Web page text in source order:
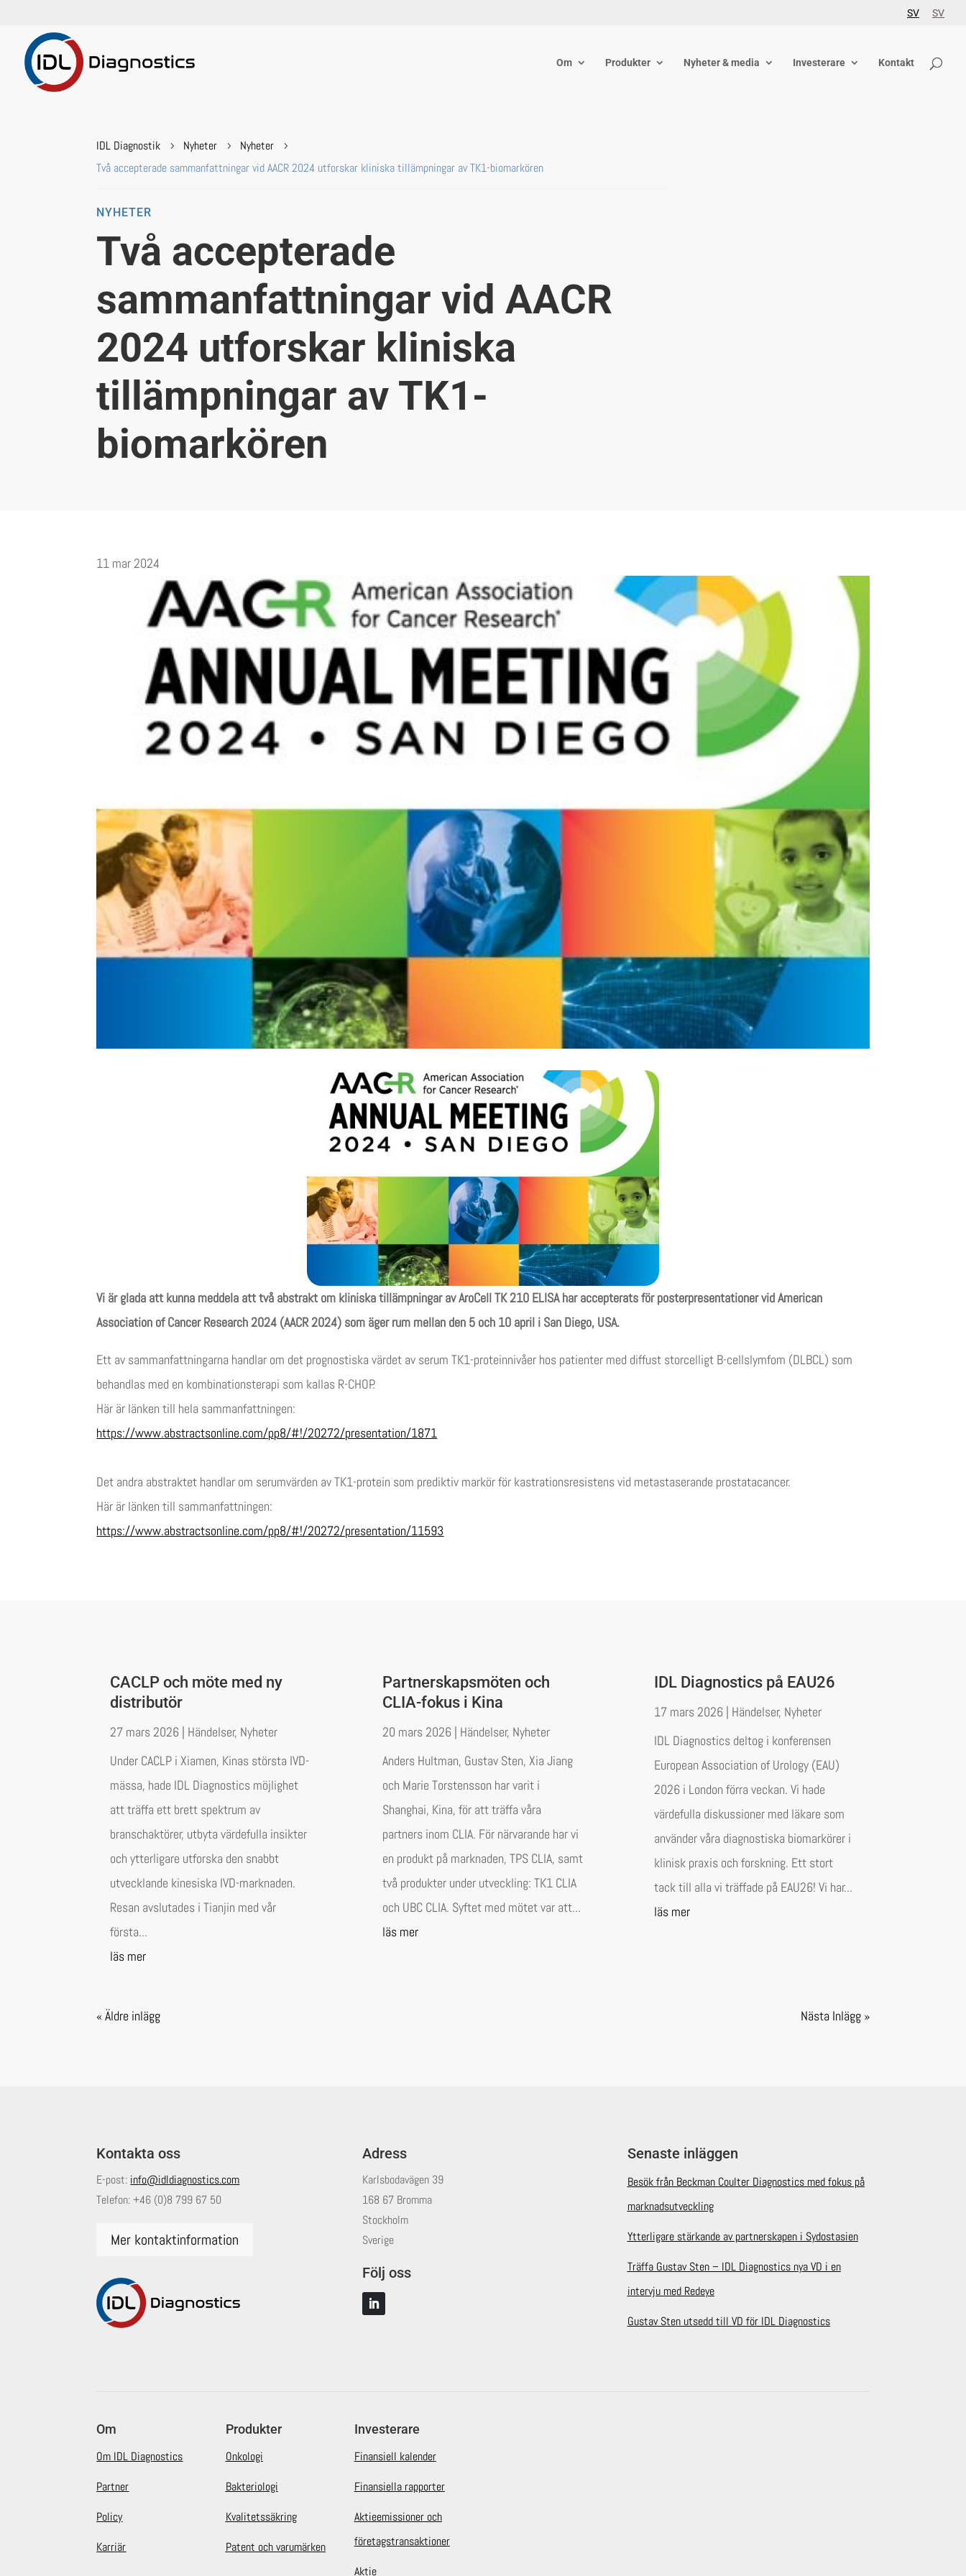
SV SV
Om Produkter Nyheter & media Investerare Kontakt
IDL Diagnostik 5 Nyheter 5 Nyheter 5
Två accepterade sammanfattningar vid AACR 2024 utforskar kliniska tillämpningar av TK1-biomarkören
NYHETER
Två accepterade
sammanfattningar vid AACR
2024 utforskar kliniska
tillämpningar av TK1-
biomarkören
11 mar 2024
Vi är glada att kunna meddela att två abstrakt om kliniska tillämpningar av AroCell TK 210 ELISA har accepterats för posterpresentationer vid American
Association of Cancer Research 2024 (AACR 2024) som äger rum mellan den 5 och 10 april i San Diego, USA.
Ett av sammanfattningarna handlar om det prognostiska värdet av serum TK1-proteinnivåer hos patienter med diffust storcelligt B-cellslymfom (DLBCL) som
behandlas med en kombinationsterapi som kallas R-CHOP.
Här är länken till hela sammanfattningen:
https://www.abstractsonline.com/pp8/#!/20272/presentation/1871
Det andra abstraktet handlar om serumvärden av TK1-protein som prediktiv markör för kastrationsresistens vid metastaserande prostatacancer.
Här är länken till sammanfattningen:
https://www.abstractsonline.com/pp8/#!/20272/presentation/11593
CACLP och möte med ny
distributör
27 mars 2026 | Händelser, Nyheter
Under CACLP i Xiamen, Kinas största IVD-
mässa, hade IDL Diagnostics möjlighet
att träffa ett brett spektrum av
branschaktörer, utbyta värdefulla insikter
och ytterligare utforska den snabbt
utvecklande kinesiska IVD-marknaden.
Resan avslutades i Tianjin med vår
första...
läs mer
Partnerskapsmöten och
CLIA-fokus i Kina
20 mars 2026| Händelser, Nyheter
Anders Hultman, Gustav Sten, Xia Jiang
och Marie Torstensson har varit i
Shanghai, Kina, för att träffa våra
partners inom CLIA. För närvarande har vi
en produkt på marknaden, TPS CLIA, samt
två produkter under utveckling: TK1 CLIA
och UBC CLIA. Syftet med mötet var att...
läs mer
IDL Diagnostics på EAU26
17 mars 2026| Händelser, Nyheter
IDL Diagnostics deltog i konferensen
European Association of Urology (EAU)
2026 i London förra veckan. Vi hade
värdefulla diskussioner med läkare som
använder våra diagnostiska biomarkörer i
klinisk praxis och forskning. Ett stort
tack till alla vi träffade på EAU26! Vi har...
läs mer
« Äldre inlägg Nästa Inlägg »
Kontakta oss
E-post: info@idldiagnostics.com
Telefon:+46 (0)8 799 67 50
Mer kontaktinformation
Adress
Karlsbodavägen 39
168 67 Bromma
Stockholm
Sverige
Följ oss
Senaste inläggen
Besök från Beckman Coulter Diagnostics med fokus på
marknadsutveckling
Ytterligare stärkande av partnerskapen i Sydostasien
Träffa Gustav Sten – IDL Diagnostics nya VD i en
intervju med Redeye
Gustav Sten utsedd till VD för IDL Diagnostics
Om
Om IDL Diagnostics
Partner
Policy
Karriär
Produkter
Onkologi
Bakteriologi
Kvalitetssäkring
Patent och varumärken
Investerare
Finansiell kalender
Finansiella rapporter
Aktieemissioner och
företagstransaktioner
Aktie